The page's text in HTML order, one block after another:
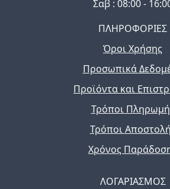
Σαβ : 08:00 -
ΠΛΗΡΟΦΟΡΙΕΣ
Όροι Χρήσης
Προσωπικά
Προϊόντα και
Τρόποι
Τρόποι
Χρόνος
ΛΟΓΑΡΙΑΣΜΟΣ